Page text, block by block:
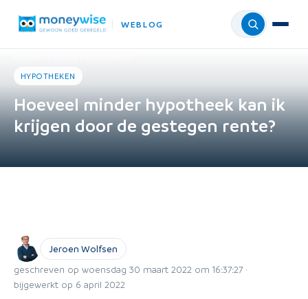
WEBLOG Menu
HYPOTHEKEN
Hoeveel minder hypotheek kan ik
krijgen door de gestegen rente?
Jeroen Wolfsen
geschreven op woensdag 30 maart 2022 om 16:37:27 ·
bijgewerkt op 6 april 2022